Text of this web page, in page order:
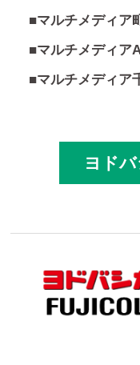
■マルチメディア
■マルチメディア
■マルチメディア
ヨド